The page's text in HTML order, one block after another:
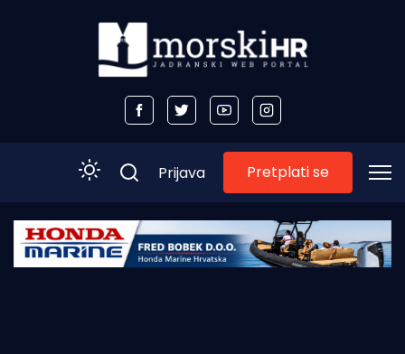
Početna
Prijava Pretplati se